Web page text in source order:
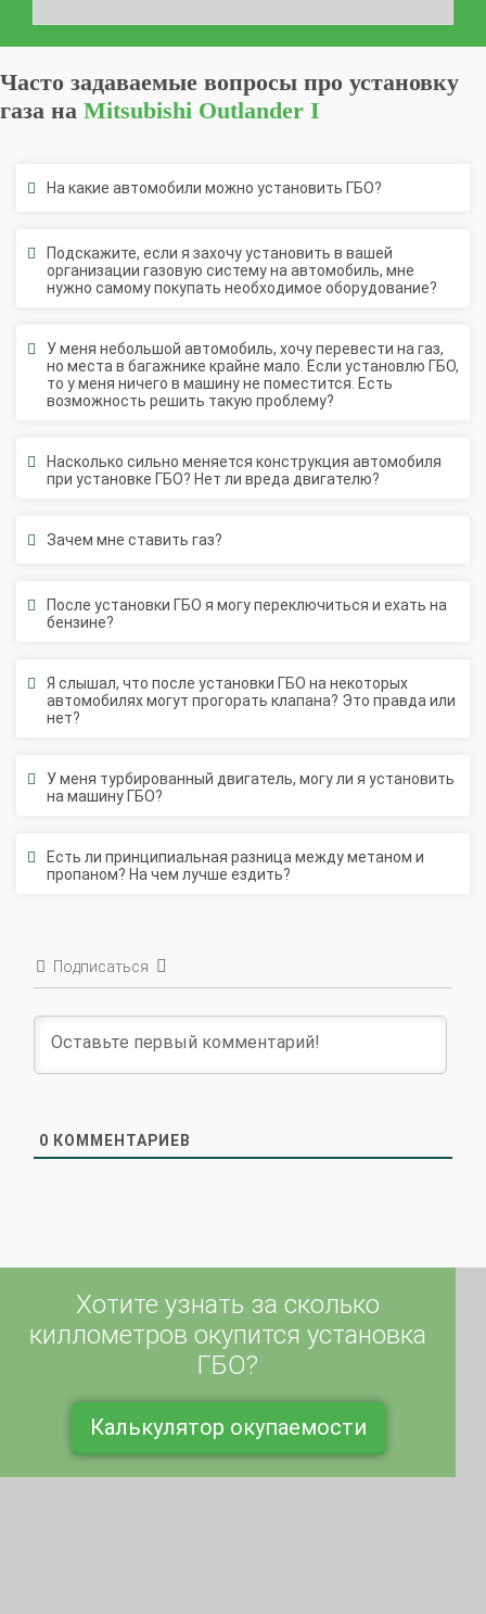
Часто задаваемые вопросы про установку
газа на Mitsubishi Outlander I
На какие автомобили можно установить ГБО?
Подскажите, если я захочу установить в вашей
организации газовую систему на автомобиль, мне
нужно самому покупать необходимое оборудование?
У меня небольшой автомобиль, хочу перевести на газ,
но места в багажнике крайне мало. Если установлю ГБО,
то у меня ничего в машину не поместится. Есть
возможность решить такую проблему?
Насколько сильно меняется конструкция автомобиля
при установке ГБО? Нет ли вреда двигателю?
Зачем мне ставить газ?
После установки ГБО я могу переключиться и ехать на
бензине?
Я слышал, что после установки ГБО на некоторых
автомобилях могут прогорать клапана? Это правда или
нет?
У меня турбированный двигатель, могу ли я установить
на машину ГБО?
Есть ли принципиальная разница между метаном и
пропаном? На чем лучше ездить?
Подписаться
0 КОММЕНТАРИЕВ
Хотите узнать за сколько
киллометров окупится установка
ГБО?
Калькулятор окупаемости